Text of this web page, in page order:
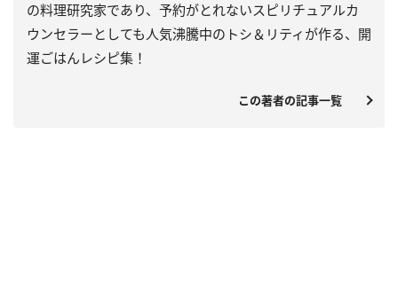
の料理研究家であり、予約がとれないスピリチュアルカ
ウンセラーとしても人気沸騰中のトシ＆リティが作る、開
運ごはんレシピ集！
この著者の記事一覧